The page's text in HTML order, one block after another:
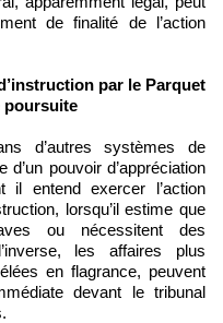
de finalité de l’action
par le Parquet
poursuite
d’autres systèmes de
pouvoir d’appréciation
il entend exercer l’action
lorsqu’il estime que
ou nécessitent des
les affaires plus
en flagrance, peuvent
devant le tribunal